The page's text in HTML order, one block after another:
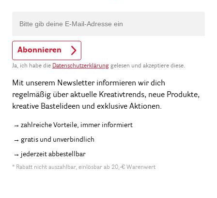
Abonnieren
Ja, ich habe die Datenschutzerklärung gelesen und akzeptiere diese.
Mit unserem Newsletter informieren wir dich
regelmäßig über aktuelle Kreativtrends, neue Produkte,
kreative Bastelideen und exklusive Aktionen.
zahlreiche Vorteile, immer informiert
gratis und unverbindlich
jederzeit abbestellbar
* Rabatt nicht auszahlbar, einlösbar ab 20,-€ Warenwert